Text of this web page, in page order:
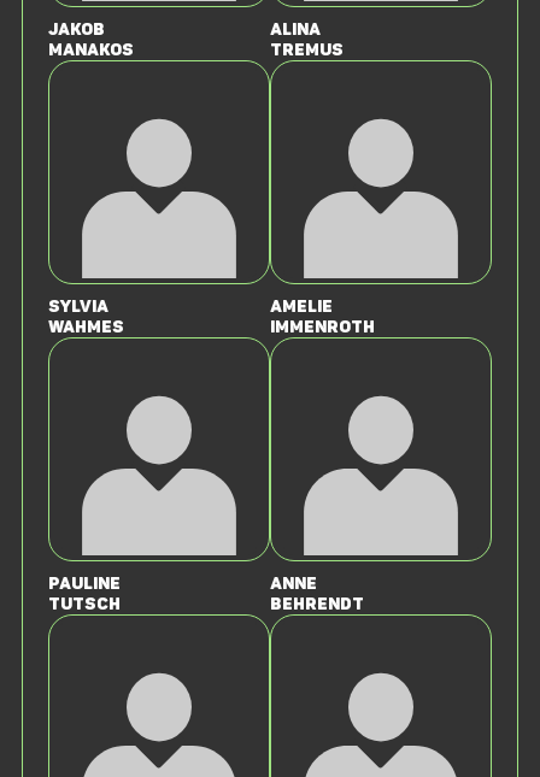
Jakob
Manakos
Alina
Tremus
Sylvia
Wahmes
Amelie
Immenroth
Pauline
Tutsch
Anne
Behrendt